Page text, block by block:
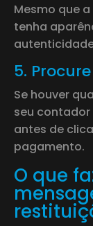
Mesmo que
tenha
5.
Se houver
seu
antes de
pagamento.
O que